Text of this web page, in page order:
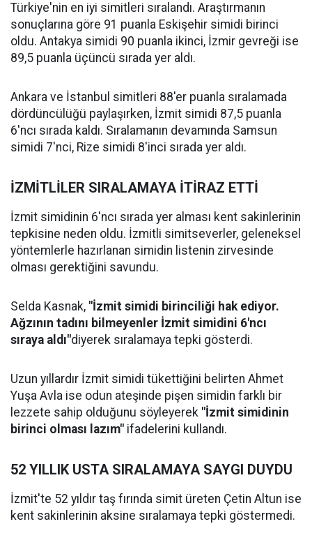
Türkiye'nin en iyi simitleri sıralandı. Araştırmanın
sonuçlarına göre 91 puanla Eskişehir simidi birinci
oldu. Antakya simidi 90 puanla ikinci, İzmir gevreği ise
89,5 puanla üçüncü sırada yer aldı.
Ankara ve İstanbul simitleri 88'er puanla sıralamada
dördüncülüğü paylaşırken, İzmit simidi 87,5 puanla
6'ncı sırada kaldı. Sıralamanın devamında Samsun
simidi 7'nci, Rize simidi 8'inci sırada yer aldı.
İZMİTLİLER SIRALAMAYA İTİRAZ ETTİ
İzmit simidinin 6'ncı sırada yer alması kent sakinlerinin
tepkisine neden oldu. İzmitli simitseverler, geleneksel
yöntemlerle hazırlanan simidin listenin zirvesinde
olması gerektiğini savundu.
Selda Kasnak, "İzmit simidi birinciliği hak ediyor.
Ağzının tadını bilmeyenler İzmit simidini 6'ncı
sıraya aldı"diyerek sıralamaya tepki gösterdi.
Uzun yıllardır İzmit simidi tükettiğini belirten Ahmet
Yuşa Avla ise odun ateşinde pişen simidin farklı bir
lezzete sahip olduğunu söyleyerek "İzmit simidinin
birinci olması lazım" ifadelerini kullandı.
52 YILLIK USTA SIRALAMAYA SAYGI DUYDU
İzmit'te 52 yıldır taş fırında simit üreten Çetin Altun ise
kent sakinlerinin aksine sıralamaya tepki göstermedi.